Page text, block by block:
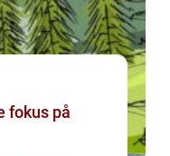
fokus på